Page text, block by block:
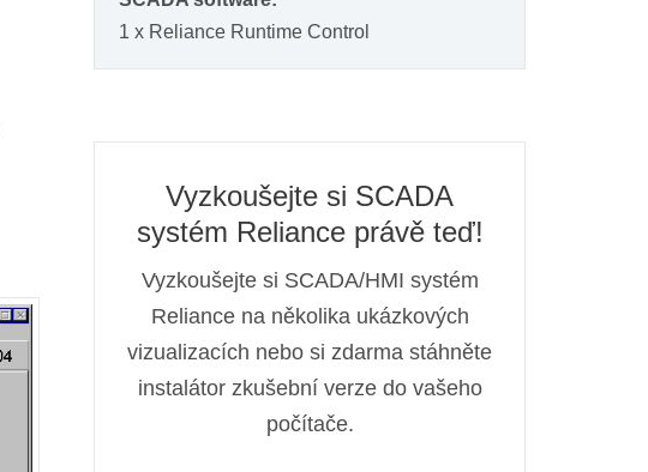
1 x Reliance Runtime Control
Vyzkoušejte si SCADA
systém Reliance právě teď!
Vyzkoušejte si SCADA/HMI systém
Reliance na několika ukázkových
vizualizacích nebo si zdarma stáhněte
instalátor zkušební verze do vašeho
počítače.